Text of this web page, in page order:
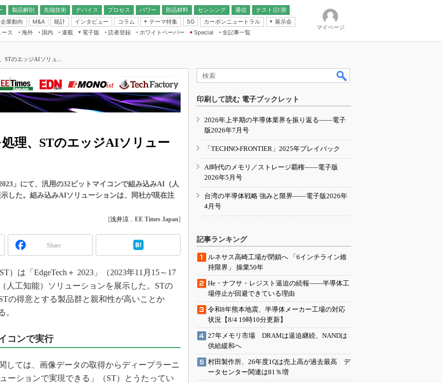
製品解剖
先端技術
デバイス
プロセス パワー 部品材料 センシング
通信
無線
テスト/計測
企業動向 M&A 統計 インタビュー コラム
テーマ特集
フィジカルAI
半導体後工程
読者調査（EE Times Research）
カーボンニュートラル
電源設計（EDN Japan）
5G カーボンニュートラル
展示会
IoT・エッジコンピューティング
EXPO
EdgeTech＋
TECHNO-FRONTIER
人とくるま展
ース 海外 国内
連載
通信
ーカス
ープ
み込みプレイバ
たこと、次の10年
”が仕掛けた社内
日本を救うのか
未来展望」
電子版
レット
読者登録 ホワイトペーパー
Special
全記事一覧
マイページ
STのエッジAIソリュ...
理、STのエッジAIソリュー
」にて、汎用の32ビットマイコンで組み込みAI（人
した。組み込みAIソリューションは、同社が現在注
[浅井涼 ， EE Times Japan]
Share
は「EdgeTech＋ 2023」（2023年11月15～17
人工知能）ソリューションを展示した。STの
の得意とする製品群と親和性が高いことか
。
コンで実行
ては、画像データの取得からディープラーニ
ーションで実現できる」（ST）とうたってい
印刷して読む 電子ブックレット
2026年上半期の半導体業界を振り返る――電子
版2026年7月号
「TECHNO-FRONTIER」2025年プレイバック
AI時代のメモリ／ストレージ覇権――電子版
2026年5月号
台湾の半導体戦略 強みと限界――電子版2026年
4月号
記事ランキング
ルネサス高崎工場が閉鎖へ 「6インチライン維
持限界」 操業50年
He・ナフサ・レジスト逼迫の続報――半導体工
場停止が回避できている理由
令和8年熊本地震、半導体メーカー工場の対応
状況【8/4 19時10分更新】
27年メモリ市場 DRAMは逼迫継続、NANDは
供給緩和へ
村田製作所、26年度1Qは売上高が過去最高 デ
ータセンター関連は81％増